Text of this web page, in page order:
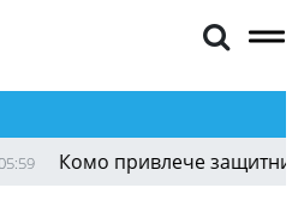
Комо привлече защитник от